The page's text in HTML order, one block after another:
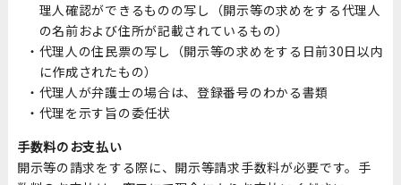
理人確認ができるものの写し（開示等の求めをする代理人
の名前および住所が記載されているもの）
代理人の住民票の写し（開示等の求めをする日前30日以内
に作成されたもの）
代理人が弁護士の場合は、登録番号のわかる書類
代理を示す旨の委任状
手数料のお支払い
開示等の請求をする際に、開示等請求手数料が必要です。手